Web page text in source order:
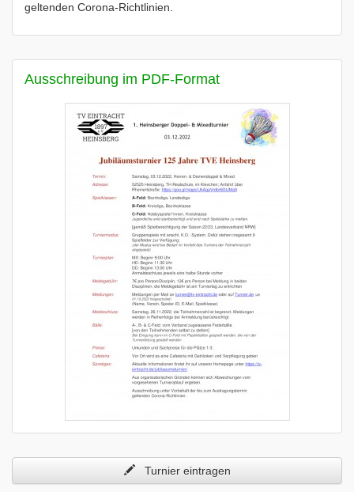
geltenden Corona-Richtlinien.
Ausschreibung im PDF-Format
Turnier eintragen